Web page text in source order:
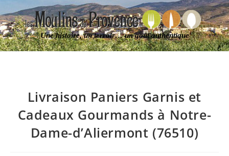
Une histoire, un terroir… un goût authentique
Livraison Paniers Garnis et
Cadeaux Gourmands à Notre-
Dame-d’Aliermont (76510)